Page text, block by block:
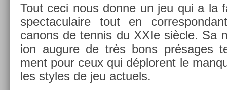
Tout ceci nous donne un jeu qui a la
spec­taculaire tout en
canons de ten­nis du XXIe siècle. Sa
ion augure de très bons présages
ment pour ceux qui déplorent le
les styles de jeu ac­tuels.